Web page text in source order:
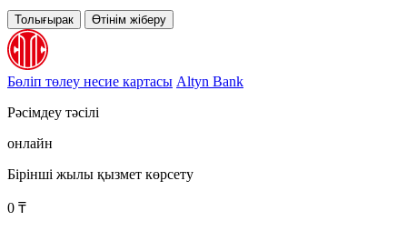
Толығырак Өтінім жіберу
Бөліп төлеу несие картасы Altyn Bank
Рәсімдеу тәсілі
онлайн
Бірінші жылы қызмет көрсету
0 ₸